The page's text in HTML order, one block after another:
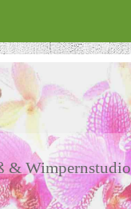
& Wimpernstudio